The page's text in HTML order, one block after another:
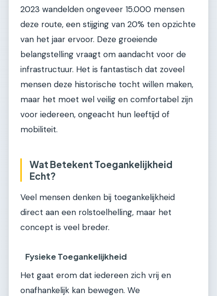
2023 wandelden ongeveer 15.000 mensen
deze route, een stijging van 20% ten opzichte
van het jaar ervoor. Deze groeiende
belangstelling vraagt om aandacht voor de
infrastructuur. Het is fantastisch dat zoveel
mensen deze historische tocht willen maken,
maar het moet wel veilig en comfortabel zijn
voor iedereen, ongeacht hun leeftijd of
mobiliteit.
Wat Betekent Toegankelijkheid
Echt?
Veel mensen denken bij toegankelijkheid
direct aan een rolstoelhelling, maar het
concept is veel breder.
Fysieke Toegankelijkheid
Het gaat erom dat iedereen zich vrij en
onafhankelijk kan bewegen. We